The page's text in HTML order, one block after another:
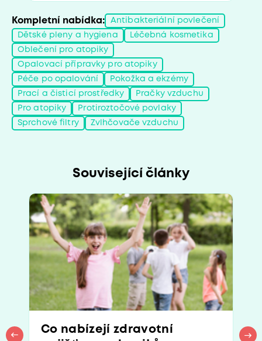
Kompletní nabídka: Antibakteriální povlečení
Dětské pleny a hygiena Léčebná kosmetika
Oblečení pro atopiky
Opalovací přípravky pro atopiky
Péče po opalování Pokožka a ekzémy
Prací a čisticí prostředky Pračky vzduchu
Pro atopiky Protiroztočové povlaky
Sprchové filtry Zvlhčovače vzduchu
Související články
Co nabízejí zdravotní